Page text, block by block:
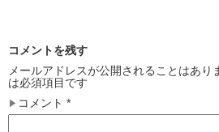
コメントを残す
メールアドレスが公開されることはあり
は必須項目です
コメント *